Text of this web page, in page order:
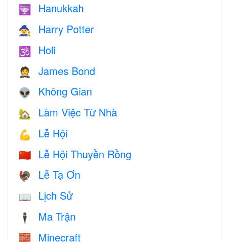
🕎 Hanukkah
🧙 Harry Potter
🕉 Holi
🤵 James Bond
👽 Không Gian
🏡 Làm Việc Từ Nhà
💪 Lễ Hội
🇨🇳 Lễ Hội Thuyền Rồng
🦃 Lễ Tạ Ơn
📖 Lịch Sử
🕴️ Ma Trận
🧱 Minecraft